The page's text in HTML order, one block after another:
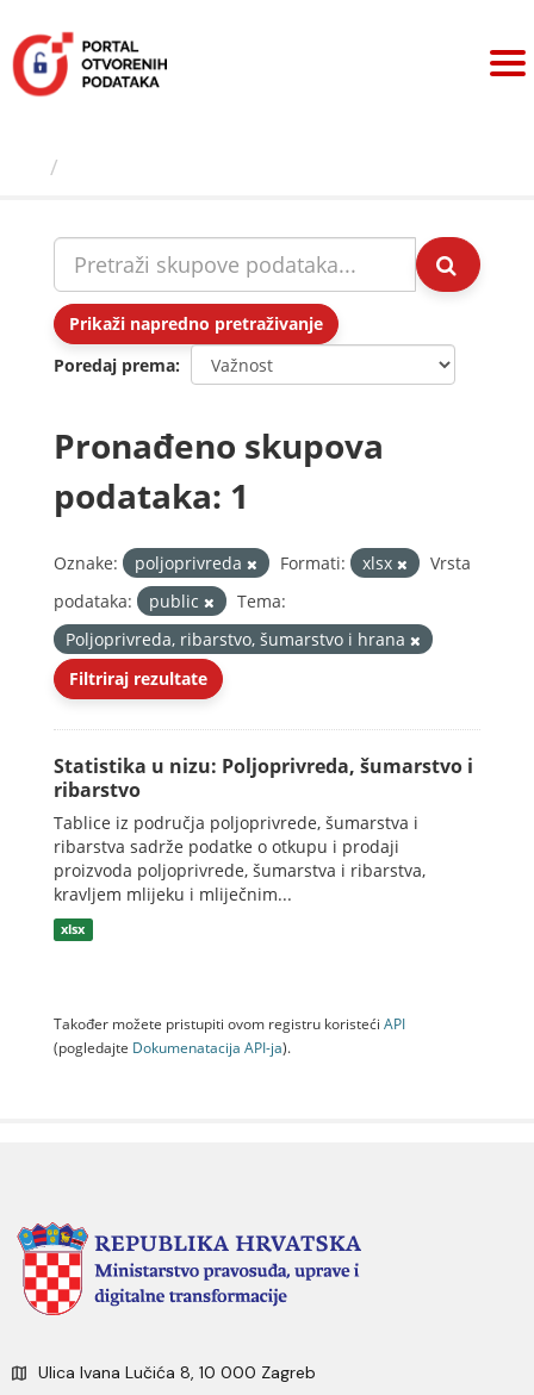
sadržaj
Prikaži napredno pretraživanje
Poredaj prema
Pronađeno skupova
podataka: 1
Oznake: poljoprivreda Formati: xlsx
Vrsta
podataka:
public
Tema:
Poljoprivreda, ribarstvo, šumarstvo i hrana
Filtriraj rezultate
Statistika u nizu: Poljoprivreda, šumarstvo i
ribarstvo
Tablice iz područja poljoprivrede, šumarstva i
ribarstva sadrže podatke o otkupu i prodaji
proizvoda poljoprivrede, šumarstva i ribarstva,
kravljem mlijeku i mliječnim...
xlsx
Također možete pristupiti ovom registru koristeći API
(pogledajte Dokumenаtаcijа API-jа).